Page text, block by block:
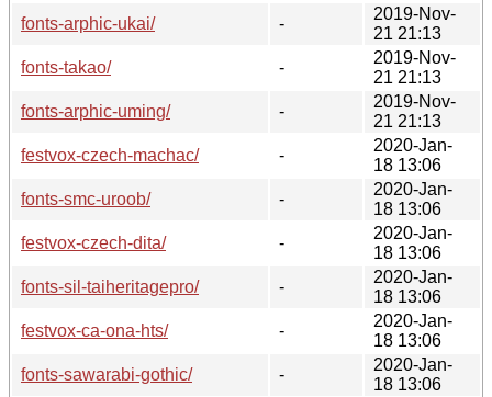
fonts-arphic-ukai/
-
2019-Nov-
21 21:13
fonts-takao/
-
2019-Nov-
21 21:13
fonts-arphic-uming/
-
2019-Nov-
21 21:13
festvox-czech-machac/
-
2020-Jan-
18 13:06
fonts-smc-uroob/
-
2020-Jan-
18 13:06
festvox-czech-dita/
-
2020-Jan-
18 13:06
fonts-sil-taiheritagepro/
-
2020-Jan-
18 13:06
festvox-ca-ona-hts/
-
2020-Jan-
18 13:06
fonts-sawarabi-gothic/
-
2020-Jan-
18 13:06